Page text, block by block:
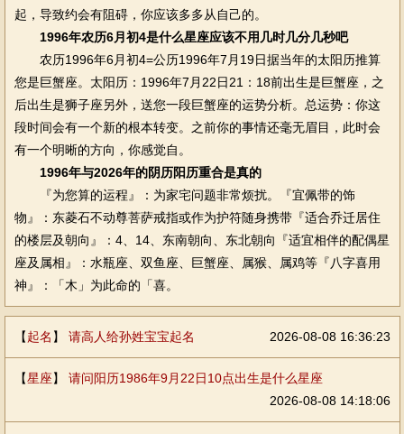
起，导致约会有阻碍，你应该多多从自己的。
1996年农历6月初4是什么星座应该不用几时几分几秒吧
农历1996年6月初4=公历1996年7月19日据当年的太阳历推算
您是巨蟹座。太阳历：1996年7月22日21：18前出生是巨蟹座，之
后出生是狮子座另外，送您一段巨蟹座的运势分析。总运势：你这
段时间会有一个新的根本转变。之前你的事情还毫无眉目，此时会
有一个明晰的方向，你感觉自。
1996年与2026年的阴历阳历重合是真的
『为您算的运程』：为家宅问题非常烦扰。『宜佩带的饰
物』：东菱石不动尊菩萨戒指或作为护符随身携带『适合乔迁居住
的楼层及朝向』：4、14、东南朝向、东北朝向『适宜相伴的配偶星
座及属相』：水瓶座、双鱼座、巨蟹座、属猴、属鸡等『八字喜用
神』：「木」为此命的「喜。
【起名 】 请高人给孙姓宝宝起名 2026-08-08 16:36:23
【星座】 请问阳历1986年9月22日10点出生是什么星座
2026-08-08 14:18:06